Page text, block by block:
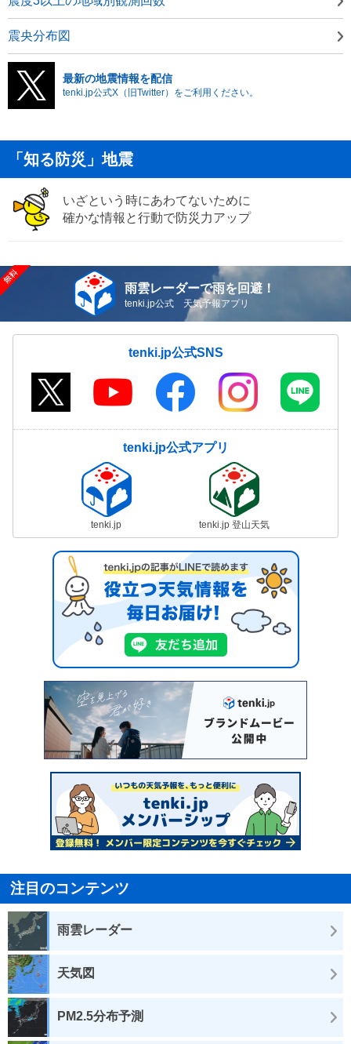
震央分布図
最新の地震情報を配信
tenki.jp公式X（旧Twitter）をご利用ください。
「知る防災」地震
いざという時にあわてないために
確かな情報と行動で防災力アップ
雨雲レーダーで雨を回避！
tenki.jp公式 天気予報アプリ
tenki.jp公式SNS
tenki.jp公式アプリ
tenki.jp tenki.jp 登山天気
注目のコンテンツ
雨雲レーダー
天気図
PM2.5分布予測